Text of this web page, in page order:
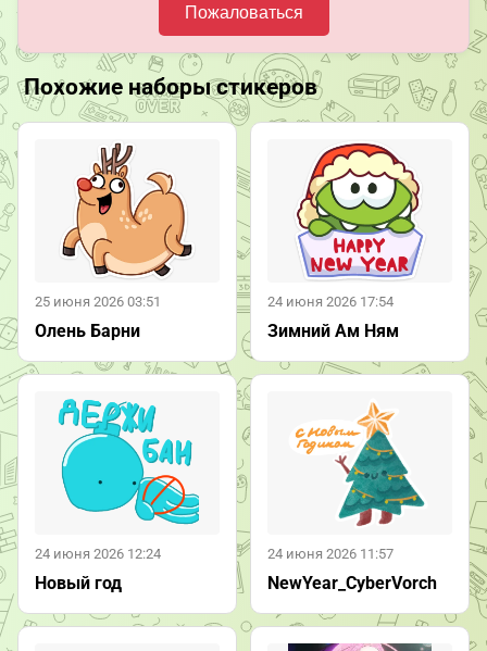
Пожаловаться
Похожие наборы стикеров
25 июня 2026 03:51
Олень Барни
24 июня 2026 17:54
Зимний Ам Ням
24 июня 2026 12:24
Новый год
24 июня 2026 11:57
NewYear_CyberVorch